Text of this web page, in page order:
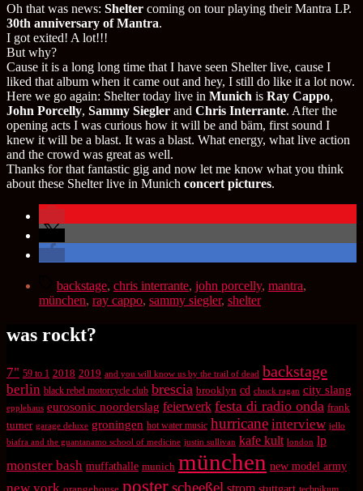
Oh that was news: Shelter coming on tour playing their Mantra LP.
30th anniversary of Mantra.
I got exited! A lot!!!
But why?
Cause it is a long long time that I have seen Shelter live, cause I
liked that album when it came out and hey, I still do like it a lot now.
Here we go again: Shelter today live in Munich is Ray Cappo,
John Porcelly, Sammy Siegler and Chris Interrante. After the
opening acts I was curious how it will be and bäm, first sound I
knew it will be a blast. It was a blast. What energy, what live action
and the crowd was great as well.
Thanks for that fantastic gig and now let me know what you think
about these Shelter live in Munich concert pictures.
Schlagwörter
backstage, chris interrante, john porcelly, mantra,
münchen, ray cappo, sammy siegler, shelter
was rockt?
7" 59 to 1 2018 2019 and you will know us by the trail of dead backstage
berlin black rebel motorcycle club brescia brooklyn cd chuck ragan city slang
epplehaus eurosonic noorderslag feierwerk festa di radio onda frank
turner garage deluxe groningen hot water music hurricane interview jello
biafra and the guantanamo school of medicine justin sullivan kafe kult london lp
monster bash muffathalle munich münchen new model army
new york orangehouse posterscheeßel strom stuttgart